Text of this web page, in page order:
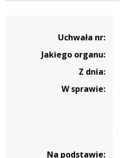
134/2020-
Uchwała nr:
Jakiego organu:
Z dnia:
W sprawie:
Na podstawie: